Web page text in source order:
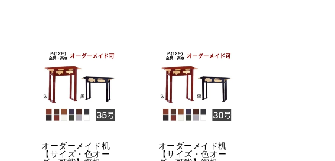
オーダーメイド机
【サイズ・色オー
オーダーメイド机
【サイズ・色オー